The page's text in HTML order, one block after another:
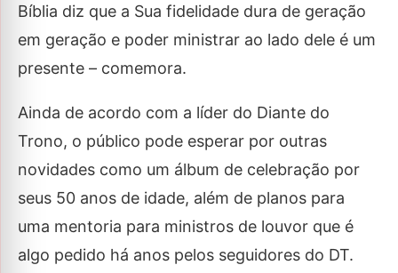
Bíblia diz que a Sua fidelidade dura de geração
em geração e poder ministrar ao lado dele é um
presente – comemora.
Ainda de acordo com a líder do Diante do
Trono, o público pode esperar por outras
novidades como um álbum de celebração por
seus 50 anos de idade, além de planos para
uma mentoria para ministros de louvor que é
algo pedido há anos pelos seguidores do DT.